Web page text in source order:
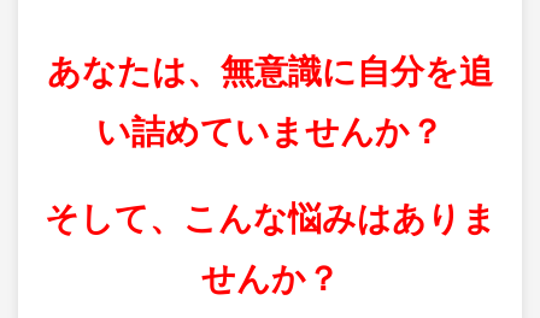
あなたは、無意識に自分を追
い詰めていませんか？
そして、こんな悩みはありま
せんか？